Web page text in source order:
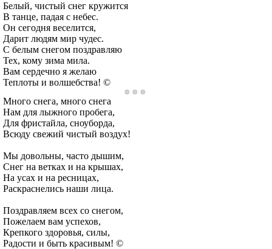
Белый, чистый снег кружится
В танце, падая с небес.
Он сегодня веселится,
Дарит людям мир чудес.
С белым снегом поздравляю
Тех, кому зима мила.
Вам сердечно я желаю
Теплоты и волшебства! ©
Много снега, много снега
Нам для лыжного пробега,
Для фристайла, сноуборда,
Всюду свежий чистый воздух!
Мы довольны, часто дышим,
Снег на ветках и на крышах,
На усах и на ресницах,
Раскраснелись наши лица.
Поздравляем всех со снегом,
Пожелаем вам успехов,
Крепкого здоровья, силы,
Радости и быть красивым! ©